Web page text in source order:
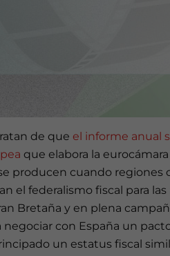
de que el informe anual
que elabora la
producen cuando regiones
el federalismo fiscal para
Bretaña y en plena
negociar con España un
un estatus fiscal